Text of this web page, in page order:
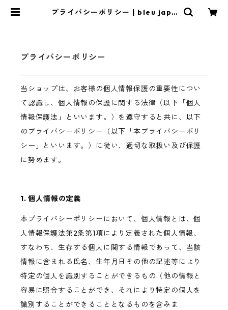
プライバシーポリシー | bleu japo
プライバシーポリシー
当ショップは、お客様の個人情報保護の重要性につい
て認識し、個人情報の保護に関する法律（以下「個人
情報保護法」といいます。）を遵守すると共に、以下
のプライバシーポリシー（以下「本プライバシーポリ
シー」といいます。）に従い、適切な取扱い及び保護
に努めます。
1. 個人情報の定義
本プライバシーポリシーにおいて、個人情報とは、個
人情報保護法第2条第1項により定義された個人情報、
すなわち、生存する個人に関する情報であって、当該
情報に含まれる氏名、生年月日その他の記述等により
特定の個人を識別することができるもの（他の情報と
容易に照合することができ、それにより特定の個人を
識別することができることとなるものを含みま